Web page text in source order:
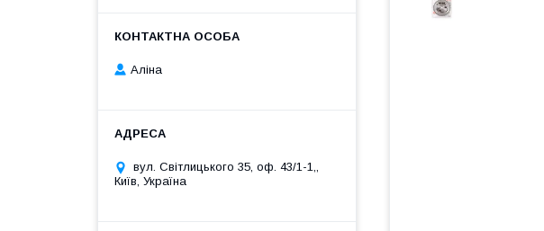
Аліна
вул. Світлицького 35, оф. 43/1-1,,
Київ, Україна